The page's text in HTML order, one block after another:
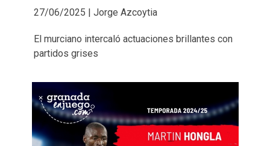
27/06/2025 | Jorge Azcoytia
El murciano intercaló actuaciones brillantes con
partidos grises